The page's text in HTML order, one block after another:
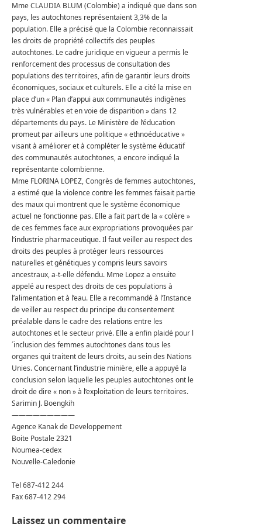
Mme CLAUDIA BLUM (Colombie) a indiqué que dans son
pays, les autochtones représentaient 3,3% de la
population. Elle a précisé que la Colombie reconnaissait
les droits de propriété collectifs des peuples
autochtones. Le cadre juridique en vigueur a permis le
renforcement des processus de consultation des
populations des territoires, afin de garantir leurs droits
économiques, sociaux et culturels. Elle a cité la mise en
place d’un « Plan d’appui aux communautés indigènes
très vulnérables et en voie de disparition » dans 12
départements du pays. Le Ministère de l’éducation
promeut par ailleurs une politique « ethnoéducative »
visant à améliorer et à compléter le système éducatif
des communautés autochtones, a encore indiqué la
représentante colombienne.
Mme FLORINA LOPEZ, Congrès de femmes autochtones,
a estimé que la violence contre les femmes faisait partie
des maux qui montrent que le système économique
actuel ne fonctionne pas. Elle a fait part de la « colère »
de ces femmes face aux expropriations provoquées par
l’industrie pharmaceutique.Il faut veiller au respect des
droits des peuples à protéger leurs ressources
naturelles et génétiques y compris leurs savoirs
ancestraux, a-t-elle défendu. Mme Lopez a ensuite
appelé au respect des droits de ces populations à
l’alimentation et à l’eau. Elle a recommandé à l’Instance
de veiller au respect du principe du consentement
préalable dans le cadre des relations entre les
autochtones et le secteur privé. Elle a enfin plaidé pour l
´inclusion des femmes autochtones dans tous les
organes qui traitent de leurs droits, au sein des Nations
Unies.Concernant l’industrie minière, elle a appuyé la
conclusion selon laquelle les peuples autochtones ont le
droit de dire « non » à l’exploitation de leurs territoires.
Sarimin J. Boengkih
—————————
Agence Kanak de Developpement
Boite Postale 2321
Noumea-cedex
Nouvelle-Caledonie
Tel 687-412 244
Fax 687-412 294
Laissez un commentaire